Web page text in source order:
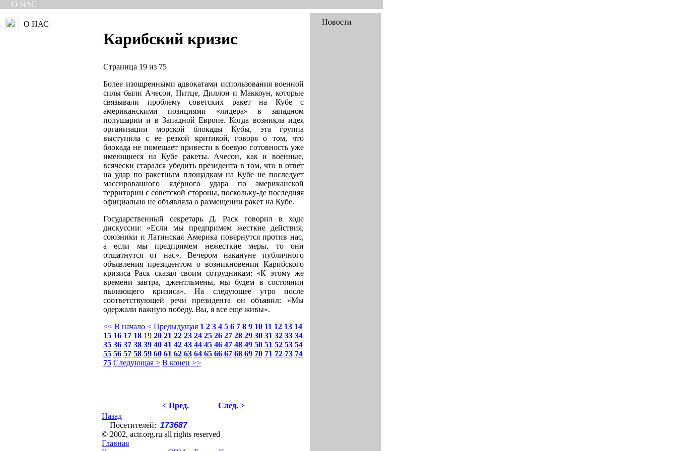
О НАС
О НАС
Карибский кризис
Страница 19 из 75
Более изощренными адвокатами использования военной
силы были Ачесон, Нитце, Диллон и Маккоун, которые
связывали проблему советских ракет на Кубе с
американскими позициями «лидера» в западном
полушарии и в Западной Европе. Когда возникла идея
организации морской блокады Кубы, эта группа
выступила с ее резкой критикой, говоря о том, что
блокада не помешает привести в боевую готовность уже
имеющиеся на Кубе ракеты. Ачесон, как и военные,
всячески старался убедить президента в том, что в ответ
на удар по ракетным площадкам на Кубе не последует
массированного ядерного удара по американской
территории с советской стороны, поскольку-де последняя
официально не объявляла о размещении ракет на Кубе.
Государственный секретарь Д. Раск говорил в ходе
дискуссии: «Если мы предпримем жесткие действия,
союзники и Латинская Америка повернутся против нас,
а если мы предпримем нежесткие меры, то они
отшатнутся от нас». Вечером накануне публичного
объявления президентом о возникновении Карибского
кризиса Раск сказал своим сотрудникам: «К этому же
времени завтра, джентльмены, мы будем в состоянии
пылающего кризиса». На следующее утро после
соответствующей речи президента он объявил: «Мы
одержали важную победу. Вы, я все еще живы».
<< В начало < Предыдущая 1 2 3 4 5 6 7 8 9 10 11 12 13 14
15 16 17 18 19 20 21 22 23 24 25 26 27 28 29 30 31 32 33 34
35 36 37 38 39 40 41 42 43 44 45 46 47 48 49 50 51 52 53 54
55 56 57 58 59 60 61 62 63 64 65 66 67 68 69 70 71 72 73 74
75 Следующая > В конец >>
< Пред.
След. >
Назад
Посетителей: 173687
© 2002, actr.org.ru all rights reserved
Главная
Новости